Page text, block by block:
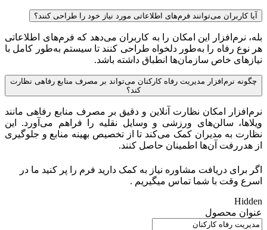
آیا کاربران می‌توانند فرم‌های اطلاعاتی مورد نیاز خود را طراحی کنند؟
بله، نرم‌افزار این امکان را به کاربران می‌دهد که فرم‌های اطلاعاتی
هر نوع رفاه را به‌طور دلخواه طراحی کنند تا سیستم به‌طور کامل با
نیازهای خاص سازمان‌ها انطباق داشته باشد.
چگونه نرم‌افزار مدیریت رفاه کارکنان می‌تواند بر مصرف منابع رفاهی نظارت
کند؟
نرم‌افزار امکان نظارت آنلاین و دقیق بر مصرف منابع رفاهی مانند
ویلاها، سالن‌های ورزشی و وسایل نقلیه را فراهم می‌آورد. این
نظارت به مدیران کمک می‌کند تا از تخصیص بهینه منابع و جلوگیری
از هدررفت آن‌ها اطمینان حاصل کنند.
اگر برای دریافت مشاوره نیاز به کمک دارید فرم را پر کنید ما در
اسرع وقت با شما تماس میگیریم .
Hidden
عنوان محصول